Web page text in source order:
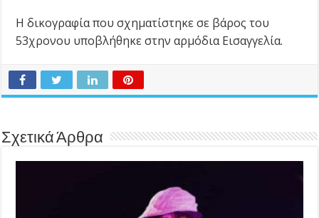
Η δικογραφία που σχηματίστηκε σε βάρος του
53χρονου υποβλήθηκε στην αρμόδια Εισαγγελία.
Σχετικά Άρθρα